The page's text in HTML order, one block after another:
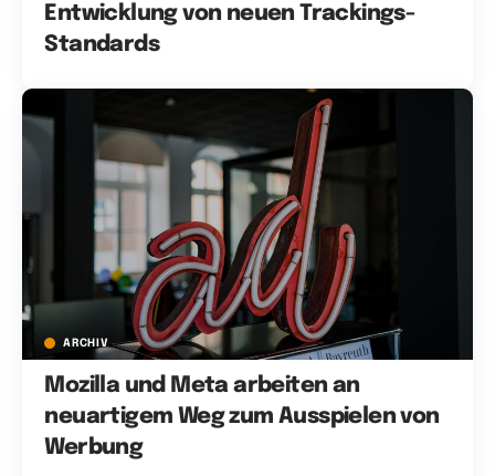
Entwicklung von neuen Trackings-
Standards
ARCHIV
Mozilla und Meta arbeiten an
neuartigem Weg zum Ausspielen von
Werbung